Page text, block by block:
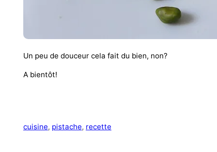
Un peu de douceur cela fait du bien, non?
A bientôt!
cuisine, pistache, recette